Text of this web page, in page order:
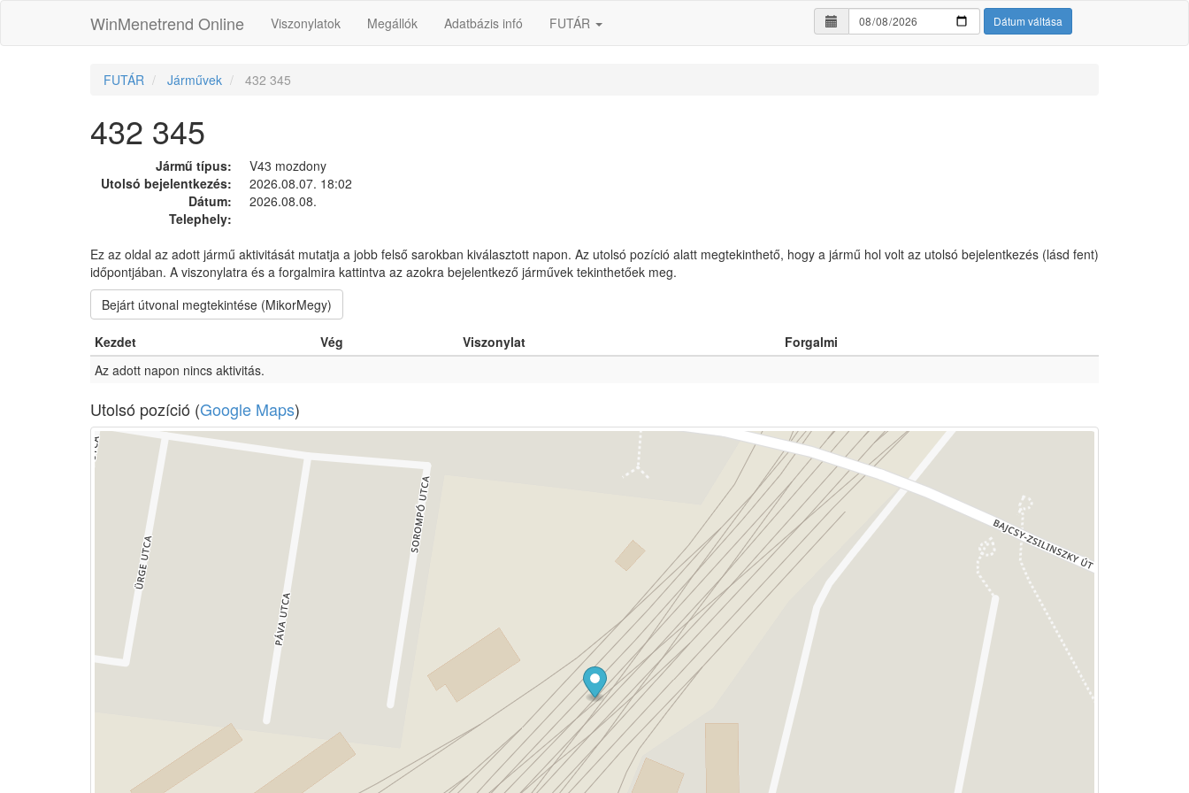
WinMenetrend Online Viszonylatok Megállók Adatbázis infó FUTÁR Dátum váltása
FUTÁR Járművek 432 345
432 345
Jármű típus:
V43 mozdony
Utolsó bejelentkezés:
2026.08.07. 18:02
Dátum:
2026.08.08.
Telephely:
Ez az oldal az adott jármű aktivitását mutatja a jobb felső sarokban kiválasztott napon. Az utolsó pozíció alatt megtekinthető, hogy a jármű hol volt az utolsó bejelentkezés (lásd fent)
időpontjában. A viszonylatra és a forgalmira kattintva az azokra bejelentkező járművek tekinthetőek meg.
Bejárt útvonal megtekintése (MikorMegy)
Kezdet Vég Viszonylat
Forgalmi
Az adott napon nincs aktivitás.
Utolsó pozíció (Google Maps)